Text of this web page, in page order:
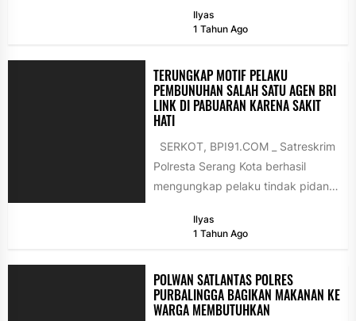
Lalu Lintas kembali...
Ilyas
1 Tahun Ago
TERUNGKAP MOTIF PELAKU
PEMBUNUHAN SALAH SATU AGEN BRI
LINK DI PABUARAN KARENA SAKIT
HATI
SERKOT, BPI91.COM _ Satreskrim
Polresta Serang Kota berhasil
mengungkap pelaku tindak pidana
Pabuaran...
Ilyas
1 Tahun Ago
POLWAN SATLANTAS POLRES
PURBALINGGA BAGIKAN MAKANAN KE
WARGA MEMBUTUHKAN